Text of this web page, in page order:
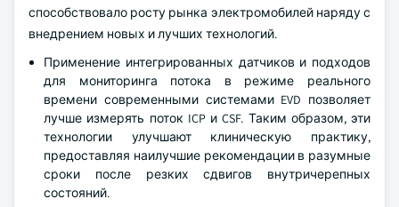
способствовало росту рынка электромобилей наряду с
внедрением новых и лучших технологий.
Применение интегрированных датчиков и подходов
для мониторинга потока в режиме реального
времени современными системами EVD позволяет
лучше измерять поток ICP и CSF. Таким образом, эти
технологии улучшают клиническую практику,
предоставляя наилучшие рекомендации в разумные
сроки после резких сдвигов внутричерепных
состояний.